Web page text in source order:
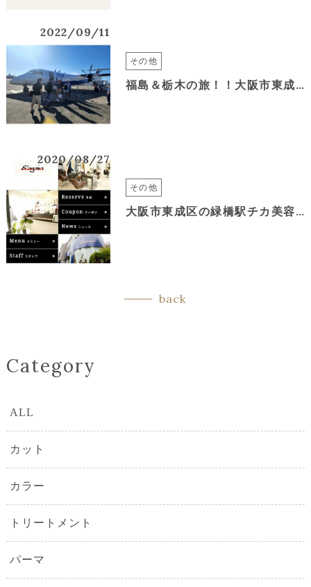
2022/09/11
その他
福島＆栃木の旅！！大阪市東成区の美容室＆*again緑橋
2020/08/27
その他
大阪市東成区の緑橋駅チカ美容室＆*again緑橋のアイフォンの方アプリダウンロードは、こちらから
back
Category
ALL
カット
カラー
トリートメント
パーマ